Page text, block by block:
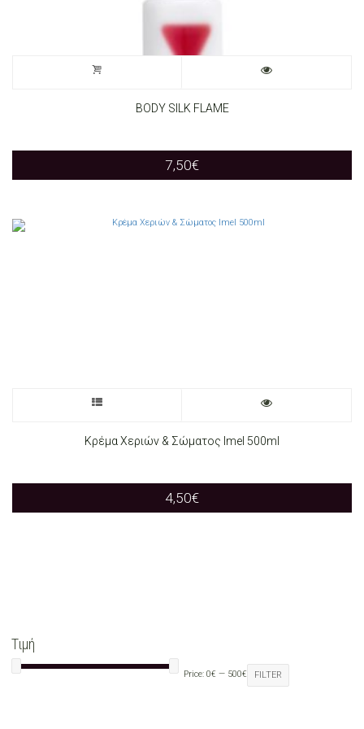
BODY SILK FLAME
7,50€
product
multiple
Κρέμα Χεριών & Σώματος Imel 500ml
4,50€
Τιμή
FILTER
Price:0€ — 500€